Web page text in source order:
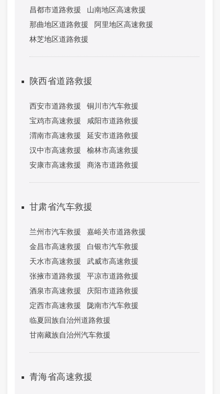
昌都市道路救援
山南地区高速救援
那曲地区道路救援
阿里地区高速救援
林芝地区道路救援
陕西省道路救援
西安市道路救援
铜川市汽车救援
宝鸡市高速救援
咸阳市道路救援
渭南市高速救援
延安市道路救援
汉中市高速救援
榆林市高速救援
安康市高速救援
商洛市道路救援
甘肃省汽车救援
兰州市汽车救援
嘉峪关市道路救援
金昌市高速救援
白银市汽车救援
天水市高速救援
武威市高速救援
张掖市道路救援
平凉市道路救援
酒泉市高速救援
庆阳市道路救援
定西市高速救援
陇南市汽车救援
临夏回族自治州道路救援
甘南藏族自治州汽车救援
青海省高速救援